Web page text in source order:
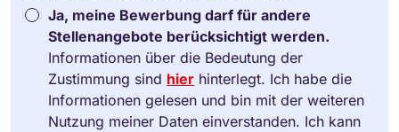
Ja, meine Bewerbung darf für andere
Stellenangebote berücksichtigt werden.
Informationen über die Bedeutung der
Zustimmung sind hier hinterlegt. Ich habe die
Informationen gelesen und bin mit der weiteren
Nutzung meiner Daten einverstanden. Ich kann